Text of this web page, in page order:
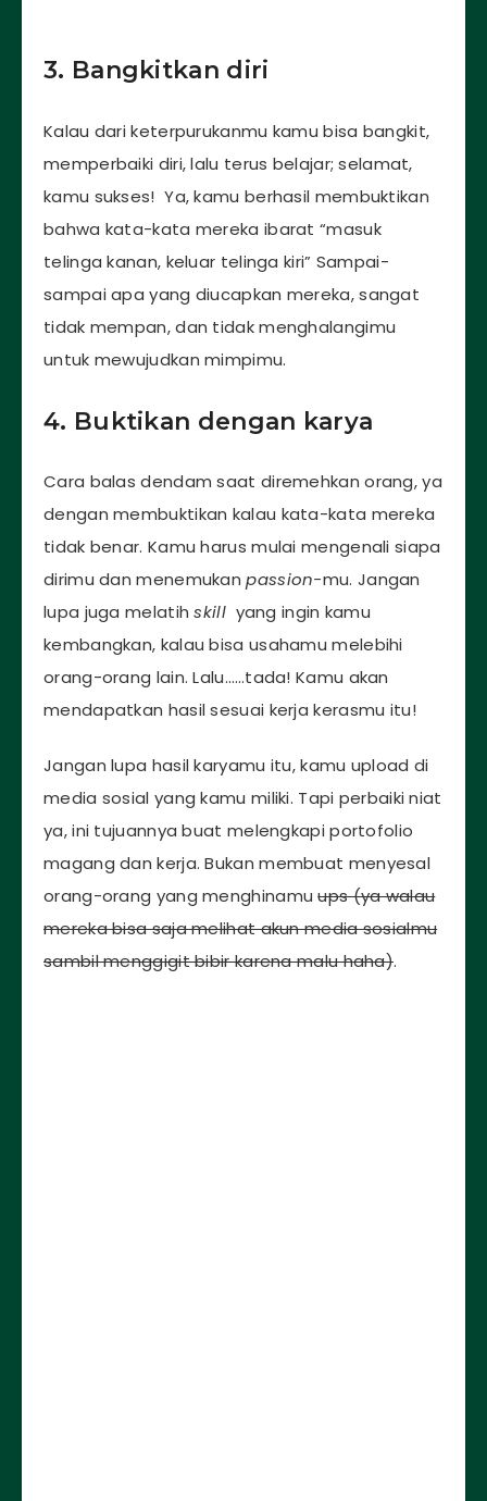
3. Bangkitkan diri
Kalau dari keterpurukanmu kamu bisa bangkit,
memperbaiki diri, lalu terus belajar; selamat,
kamu sukses! Ya, kamu berhasil membuktikan
bahwa kata-kata mereka ibarat “masuk
telinga kanan, keluar telinga kiri” Sampai-
sampai apa yang diucapkan mereka, sangat
tidak mempan, dan tidak menghalangimu
untuk mewujudkan mimpimu.
4. Buktikan dengan karya
Cara balas dendam saat diremehkan orang, ya
dengan membuktikan kalau kata-kata mereka
tidak benar. Kamu harus mulai mengenali siapa
dirimu dan menemukanpassion-mu. Jangan
lupa juga melatihskillyang ingin kamu
kembangkan, kalau bisa usahamu melebihi
orang-orang lain. Lalu……tada! Kamu akan
mendapatkan hasil sesuai kerja kerasmu itu!
Jangan lupa hasil karyamu itu, kamu upload di
media sosial yang kamu miliki. Tapi perbaiki niat
ya, ini tujuannya buat melengkapi portofolio
magang dan kerja. Bukan membuat menyesal
orang-orang yang menghinamuups (ya walau
mereka bisa saja melihat akun media sosialmu
sambil menggigit bibir karena malu haha).